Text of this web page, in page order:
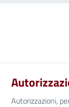
Autorizzazioni,